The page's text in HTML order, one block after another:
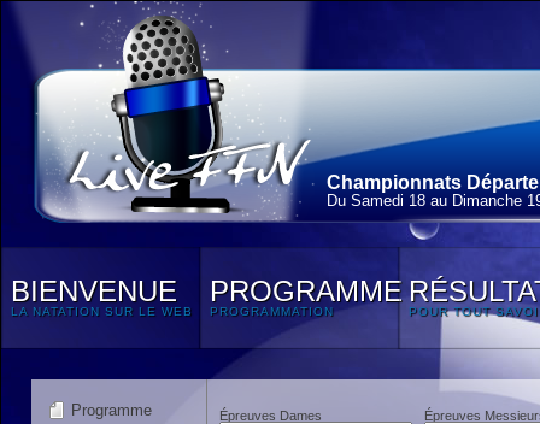
Championnats
Du Samedi 18 au Dimanche
BIENVENUE
LA NATATION SUR LE WEB
PROGRAMME
PROGRAMMATION POUR TOUT
Programme Épreuves Dames Épreuves